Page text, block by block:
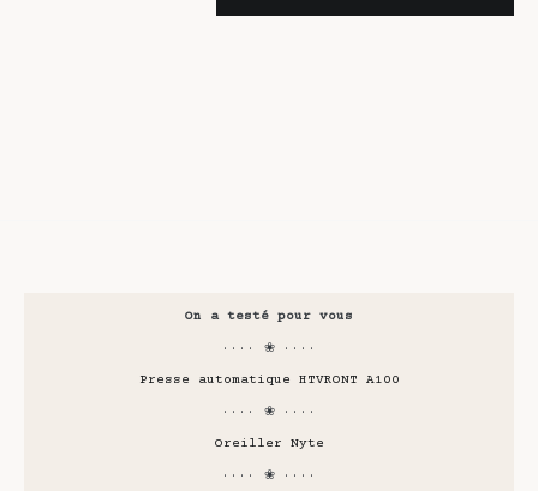
On a testé pour vous
···· ❀ ····
Presse automatique HTVRONT A100
···· ❀ ····
Oreiller Nyte
···· ❀ ····